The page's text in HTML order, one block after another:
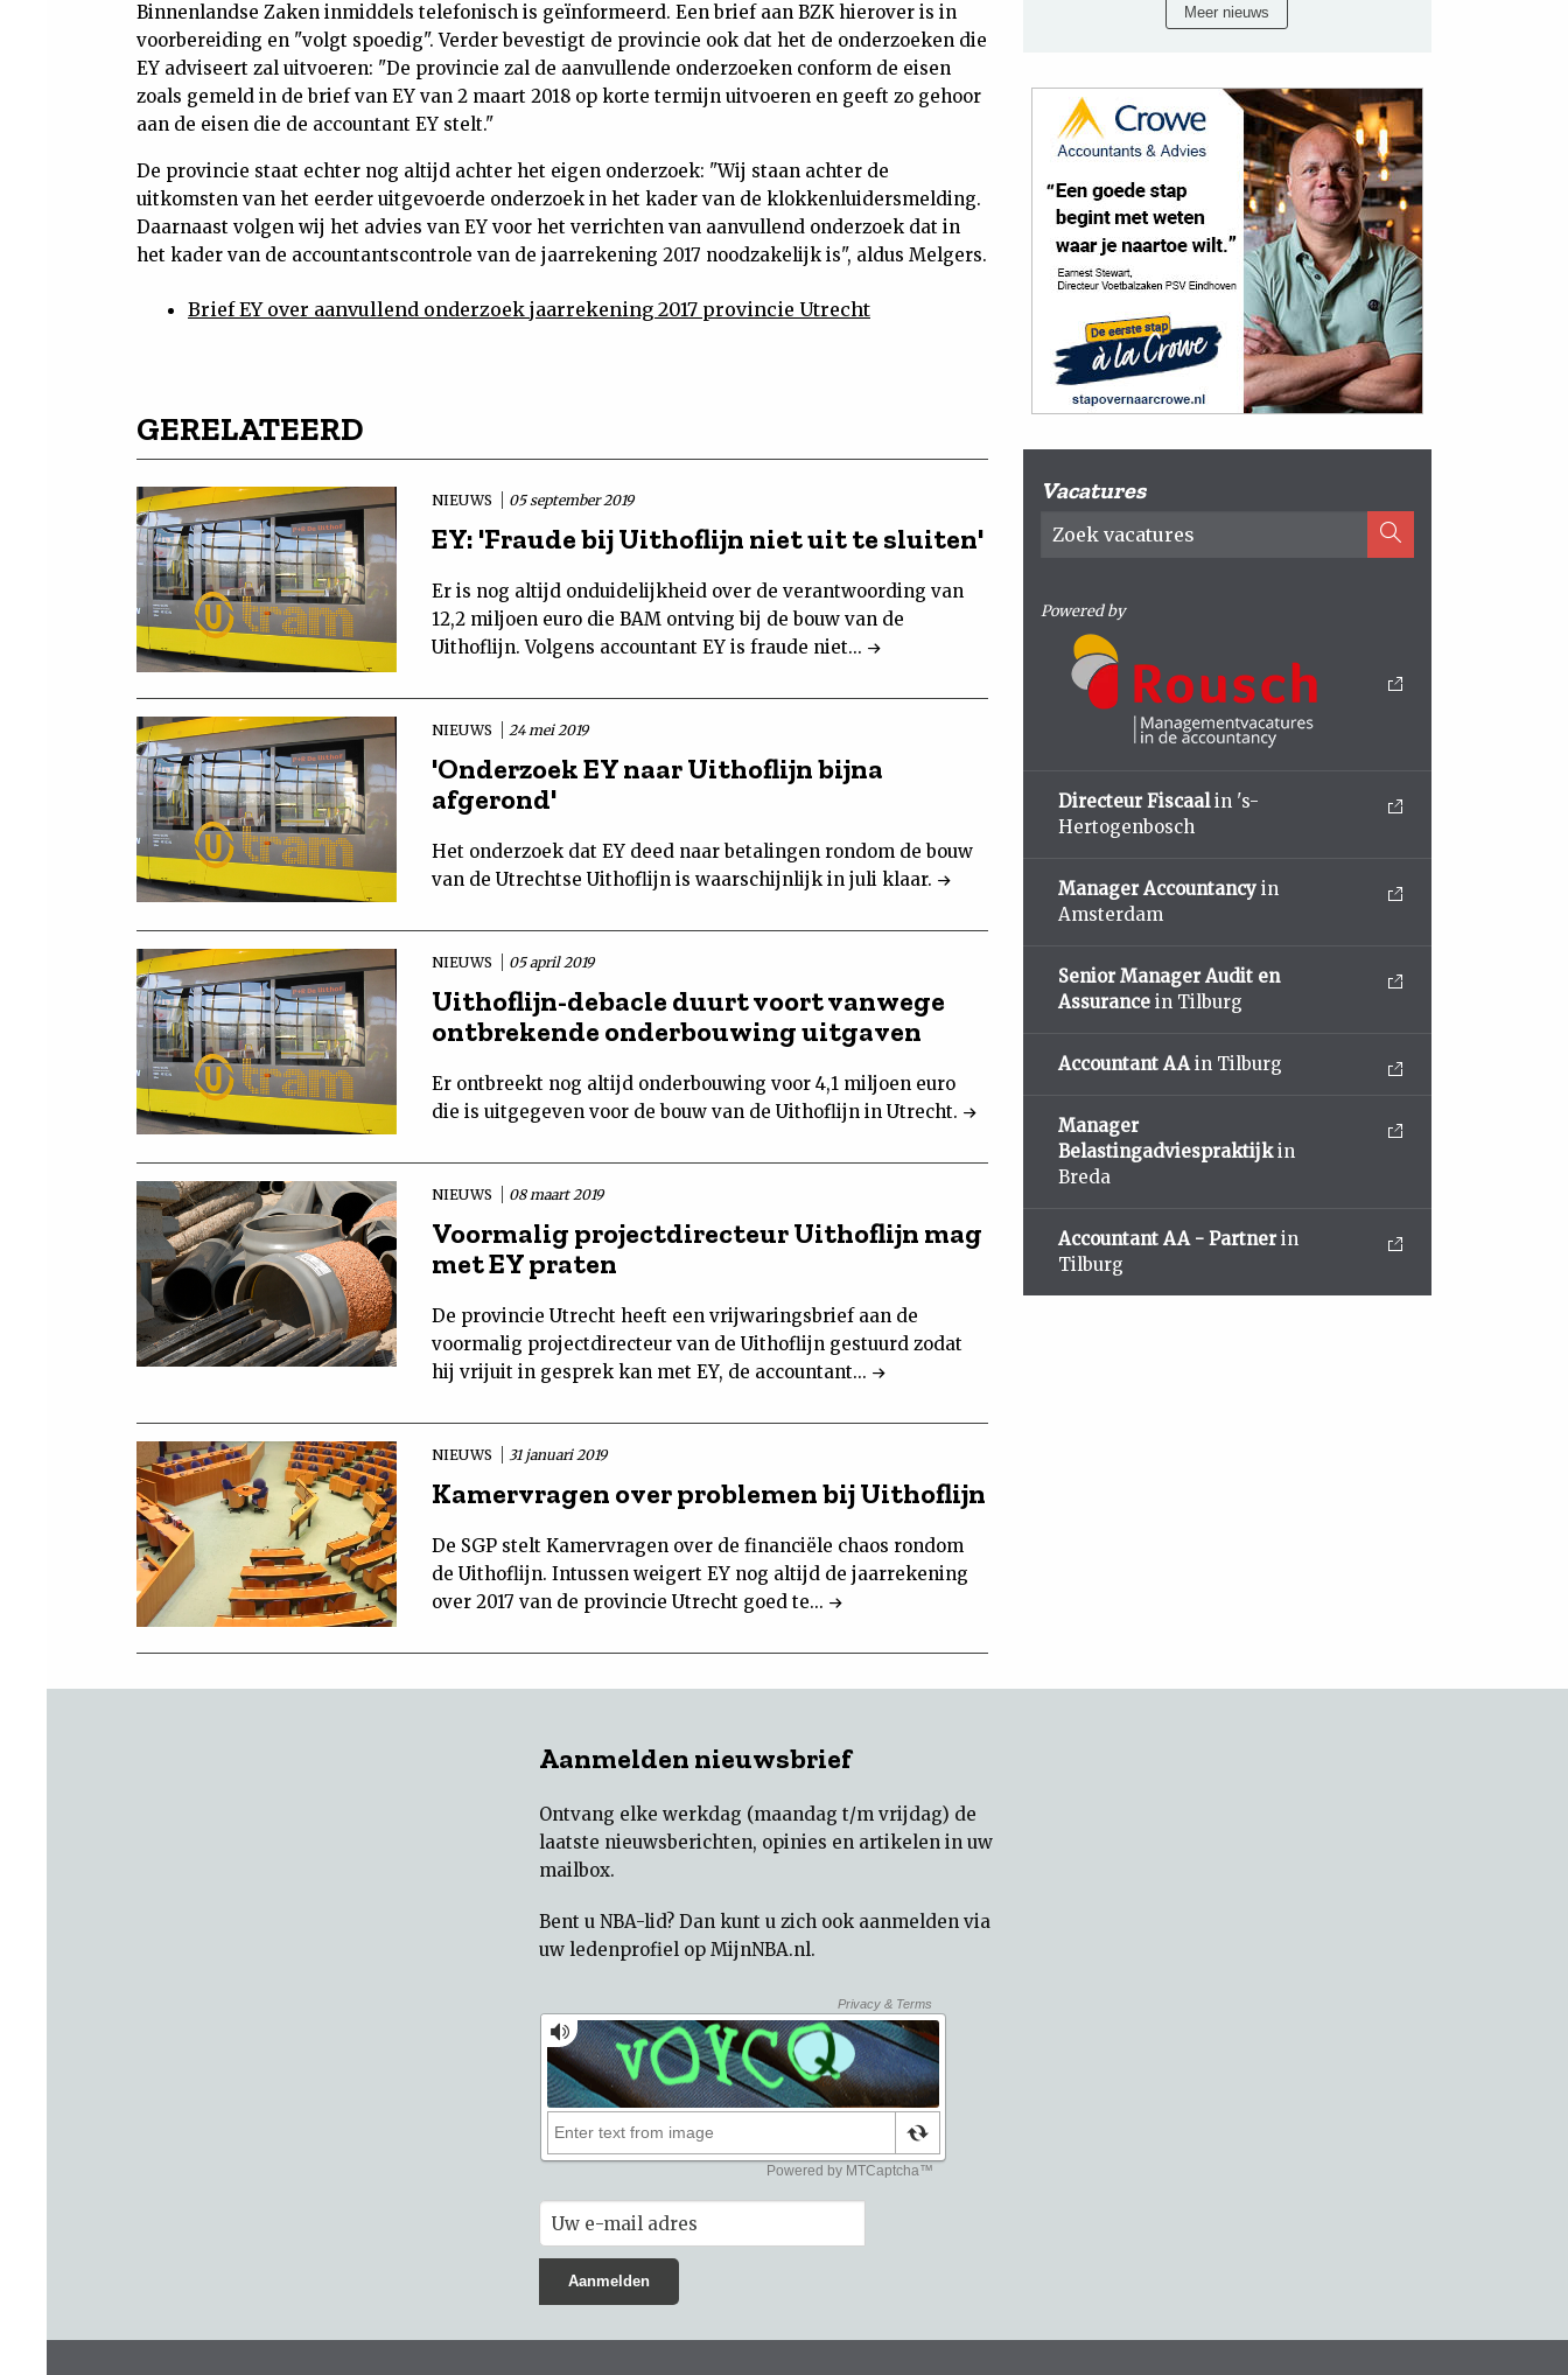
Binnenlandse Zaken inmiddels telefonisch is geïnformeerd. Een brief aan BZK hierover is in
voorbereiding en "volgt spoedig". Verder bevestigt de provincie ook dat het de onderzoeken die
EY adviseert zal uitvoeren: "De provincie zal de aanvullende onderzoeken conform de eisen
zoals gemeld in de brief van EY van 2 maart 2018 op korte termijn uitvoeren en geeft zo gehoor
aan de eisen die de accountant EY stelt."
De provincie staat echter nog altijd achter het eigen onderzoek: "Wij staan achter de
uitkomsten van het eerder uitgevoerde onderzoek in het kader van de klokkenluidersmelding.
Daarnaast volgen wij het advies van EY voor het verrichten van aanvullend onderzoek dat in
het kader van de accountantscontrole van de jaarrekening 2017 noodzakelijk is", aldus Melgers.
Brief EY over aanvullend onderzoek jaarrekening 2017 provincie Utrecht
GERELATEERD
NIEUWS 05 september 2019
EY: 'Fraude bij Uithoflijn niet uit te sluiten'
Er is nog altijd onduidelijkheid over de verantwoording van
12,2 miljoen euro die BAM ontving bij de bouw van de
Uithoflijn. Volgens accountant EY is fraude niet...
NIEUWS 24 mei 2019
'Onderzoek EY naar Uithoflijn bijna
afgerond'
Het onderzoek dat EY deed naar betalingen rondom de bouw
van de Utrechtse Uithoflijn is waarschijnlijk in juli klaar.
NIEUWS 05 april 2019
Uithoflijn-debacle duurt voort vanwege
ontbrekende onderbouwing uitgaven
Er ontbreekt nog altijd onderbouwing voor 4,1 miljoen euro
die is uitgegeven voor de bouw van de Uithoflijn in Utrecht.
NIEUWS 08 maart 2019
Voormalig projectdirecteur Uithoflijn mag
met EY praten
De provincie Utrecht heeft een vrijwaringsbrief aan de
voormalig projectdirecteur van de Uithoflijn gestuurd zodat
hij vrijuit in gesprek kan met EY, de accountant...
NIEUWS 31 januari 2019
Kamervragen over problemen bij Uithoflijn
De SGP stelt Kamervragen over de financiële chaos rondom
de Uithoflijn. Intussen weigert EY nog altijd de jaarrekening
over 2017 van de provincie Utrecht goed te...
Meer nieuws
Vacatures
Powered by
Directeur Fiscaalin 's-
Hertogenbosch
Manager Accountancy in
Amsterdam
Senior Manager Audit en
Assurance in Tilburg
Accountant AAin Tilburg
Manager
Belastingadviespraktijkin
Breda
Accountant AA - Partner in
Tilburg
Aanmelden nieuwsbrief
Ontvang elke werkdag (maandag t/m vrijdag) de
laatste nieuwsberichten, opinies en artikelen in uw
mailbox.
Bent u NBA-lid? Dan kunt u zich ook aanmelden via
uw ledenprofiel op MijnNBA.nl.